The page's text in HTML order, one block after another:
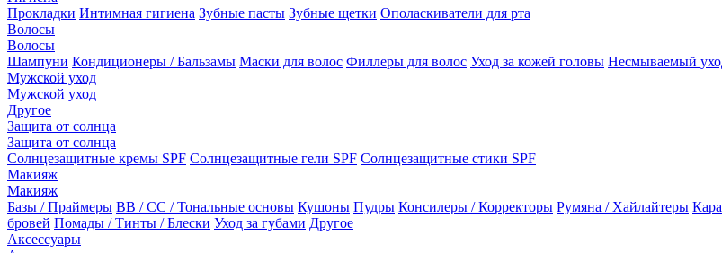
Прокладки Интимная гигиена Зубные пасты Зубные щетки Ополаскиватели для рта
Волосы
Волосы
Шампуни Кондиционеры / Бальзамы Маски для волос Филлеры для волос Уход за кожей головы Несмываемый
Мужской уход
Мужской уход
Другое
Защита от солнца
Защита от солнца
Солнцезащитные кремы SPF Солнцезащитные гели SPF Солнцезащитные стики SPF
Макияж
Макияж
Базы / Праймеры BB / CC / Тональные основы Кушоны Пудры Консилеры / Корректоры Румяна / Хайлайтеры
бровей Помады / Тинты / Блески Уход за губами Другое
Аксессуары